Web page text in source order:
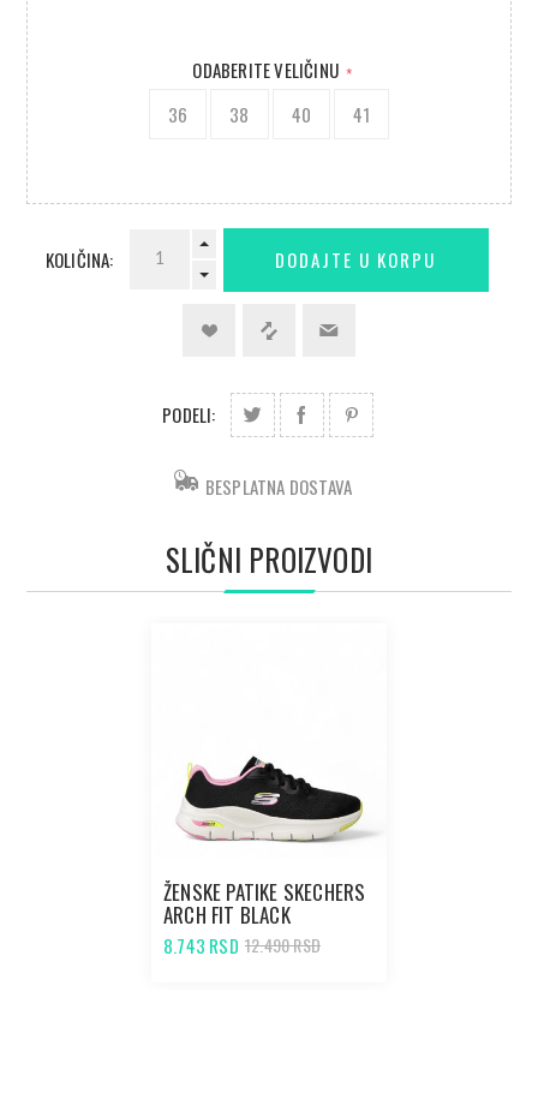
ODABERITE VELIČINU *
36 38 40 41
KOLIČINA:
PODELI:
BESPLATNA DOSTAVA
SLIČNI PROIZVODI
ŽENSKE PATIKE SKECHERS
ARCH FIT BLACK
8.743 RSD 12.490 RSD